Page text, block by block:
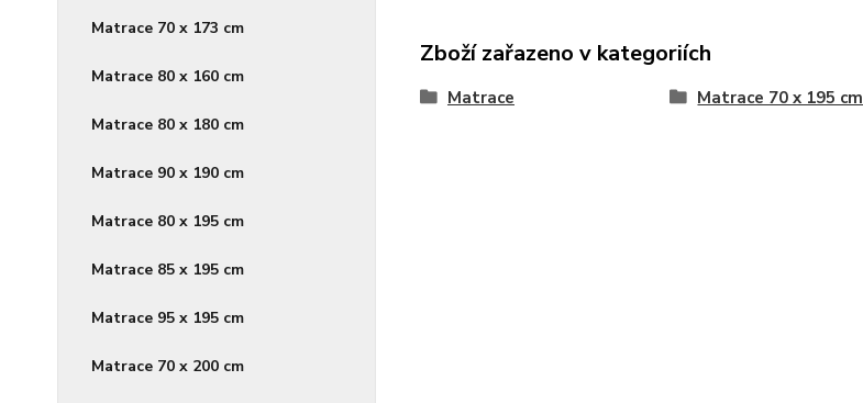
Matrace 70 x 173 cm
Matrace 80 x 160 cm
Matrace 80 x 180 cm
Matrace 90 x 190 cm
Matrace 80 x 195 cm
Matrace 85 x 195 cm
Matrace 95 x 195 cm
Matrace 70 x 200 cm
Zboží zařazeno v kategoriích
Matrace Matrace 70 x 195 cm